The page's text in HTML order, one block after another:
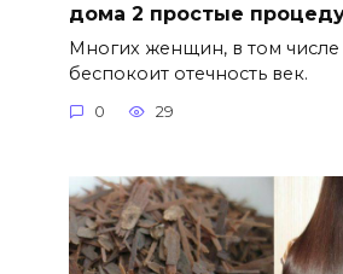
дома 2 простые
Многих женщин, в том
беспокоит отечность век.
0 29